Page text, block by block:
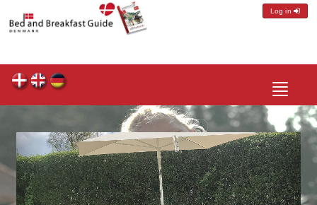
Log in
Toggle